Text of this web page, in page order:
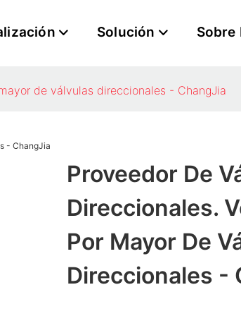
Solución Sobre
de válvulas direccionales - ChangJia
Proveedor De
Direccionales.
Por Mayor De
Direccionales -